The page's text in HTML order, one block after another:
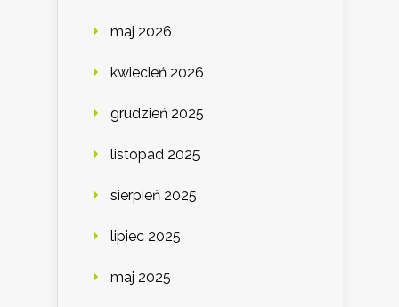
maj 2026
kwiecień 2026
grudzień 2025
listopad 2025
sierpień 2025
lipiec 2025
maj 2025